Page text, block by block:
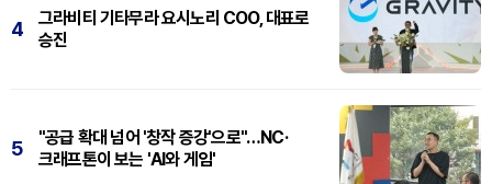
4
그라비티 기타무라 요시노리 COO, 대표로
승진
5
"공급 확대 넘어 '창작 증강'으로"…NC·
크래프톤이 보는 'AI와 게임'